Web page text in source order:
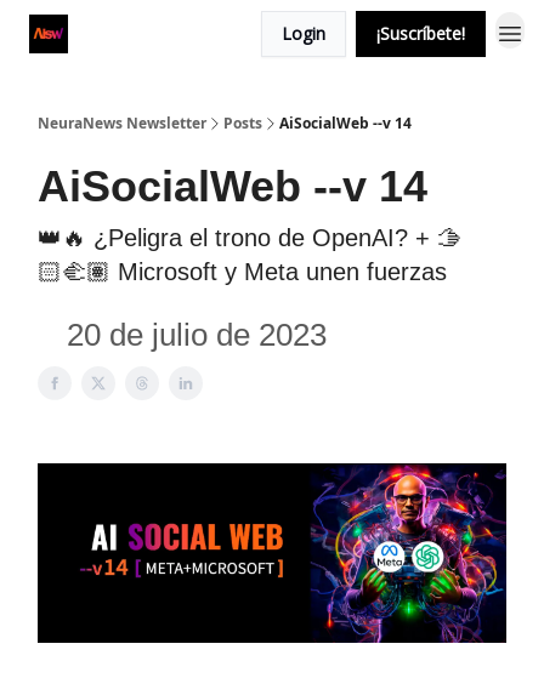
Login ¡Suscríbete!
NeuraNews Newsletter Posts AiSocialWeb --v 14
AiSocialWeb --v 14
👑🔥 ¿Peligra el trono de OpenAI? + 🫱
🏻‍🫲🏽 Microsoft y Meta unen fuerzas
20 de julio de 2023